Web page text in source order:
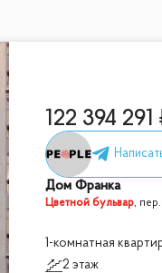
122 394 291
Дом Франка
Цветной бульвар,
1-комнатная
2 этаж